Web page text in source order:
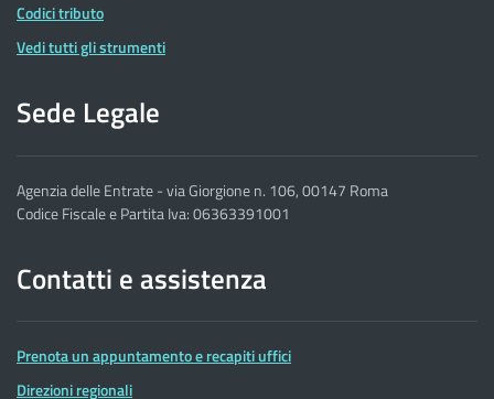
Codici tributo
Vedi tutti gli strumenti
Sede Legale
Agenzia delle Entrate - via Giorgione n. 106, 00147 Roma
Codice Fiscale e Partita Iva: 06363391001
Contatti e assistenza
Prenota un appuntamento e recapiti uffici
Direzioni regionali